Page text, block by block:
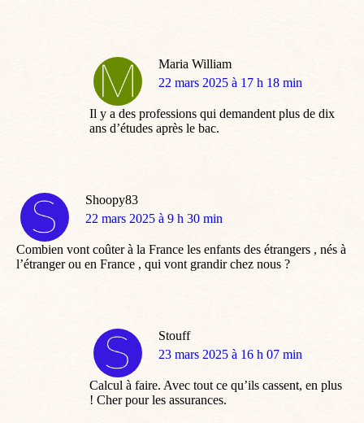
Maria William
dit
22 mars 2025 à 17 h 18 min
Il y a des professions qui demandent plus de dix
ans d’études après le bac.
Shoopy83
dit
22 mars 2025 à 9 h 30 min
Combien vont coûter à la France les enfants des étrangers , nés à
l’étranger ou en France , qui vont grandir chez nous ?
Stouff
dit
23 mars 2025 à 16 h 07 min
Calcul à faire. Avec tout ce qu’ils cassent, en plus
! Cher pour les assurances.